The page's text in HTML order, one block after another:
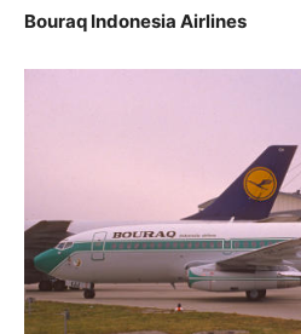
Bouraq Indonesia Airlines